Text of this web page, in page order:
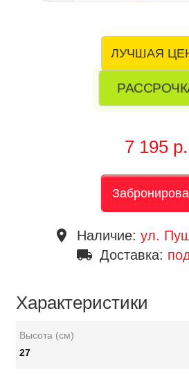
ЛУЧШАЯ
7 195 р.
place Наличие: ул.
local_shipping Доставка:
Характеристики
Высота (см)
27